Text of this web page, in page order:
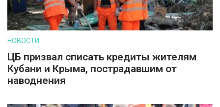
НОВОСТИ
ЦБ призвал списать кредиты жителям
Кубани и Крыма, пострадавшим от
наводнения